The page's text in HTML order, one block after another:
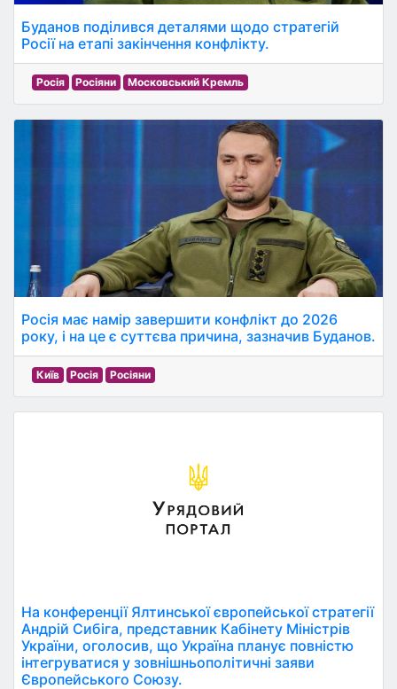
Буданов поділився деталями щодо стратегій
Росії на етапі закінчення конфлікту.
Росія Росіяни Московський Кремль
Росія має намір завершити конфлікт до 2026
року, і на це є суттєва причина, зазначив Буданов.
Київ Росія Росіяни
На конференції Ялтинської європейської стратегії
Андрій Сибіга, представник Кабінету Міністрів
України, оголосив, що Україна планує повністю
інтегруватися у зовнішньополітичні заяви
Європейського Союзу.